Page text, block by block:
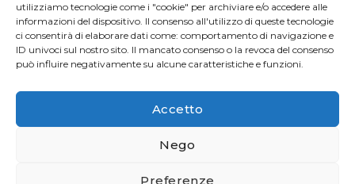
utilizziamo tecnologie come i "cookie" per archiviare e/o accedere alle
informazioni del dispositivo. Il consenso all'utilizzo di queste tecnologie
ci consentirà di elaborare dati come: comportamento di navigazione e
ID univoci sul nostro sito. Il mancato consenso o la revoca del consenso
può influire negativamente su alcune caratteristiche e funzioni.
Accetto
Nego
Preferenze
ISCRIVITI ALLA NEWSLETTER
Rimani sempre aggiornato iscrivendoti alla
newsletter
NEWSLETTER
Acconsento al trattamento dei miei dati personali
If